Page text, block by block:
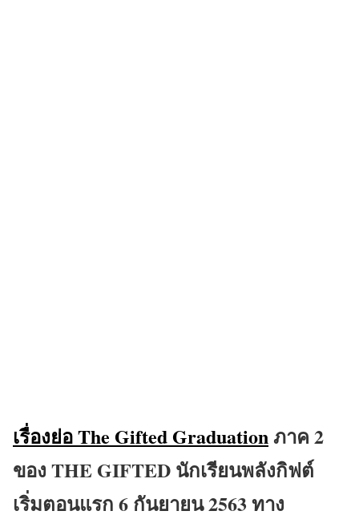
เรื่องย่อ The Gifted Graduation ภาค 2
ของ THE GIFTED นักเรียนพลังกิฟต์
เริ่มตอนแรก 6 กันยายน 2563 ทาง